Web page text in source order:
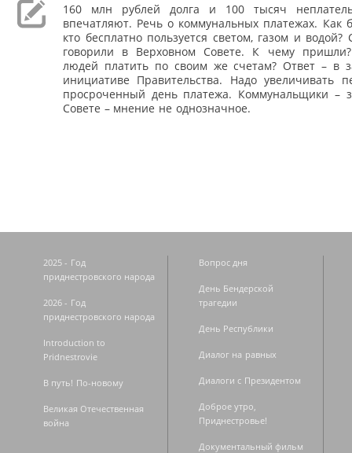
160 млн рублей долга и 100 тысяч
впечатляют. Речь о коммунальных платежах. Как
кто бесплатно пользуется светом, газом и водой?
говорили в Верховном Совете. К чему пришли?
людей платить по своим же счетам? Ответ – в
инициативе Правительства. Надо увеличивать
просроченный день платежа. Коммунальщики –
Совете – мнение не однозначное.
2025 - Год
приднестровского народа
2026 - Год
приднестровского народа
Introduction to
Pridnestrovie
В путь! По-новому
Великая Отечественная
война
Вопрос дня
День Бендерской
трагедии
День Республики
Диалог на равных
Диалоги с Президентом
Доброе утро,
Приднестровье!
Документальный фильм